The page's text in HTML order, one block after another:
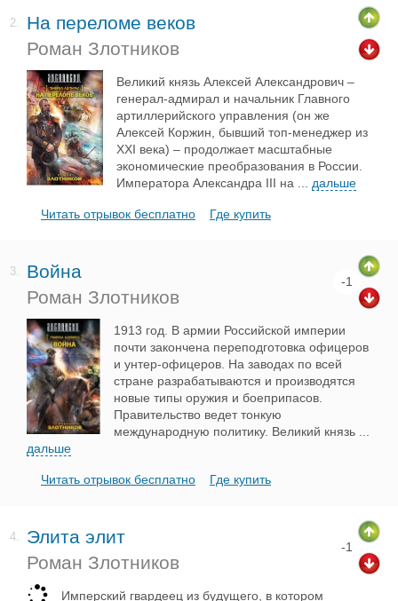
2.
На переломе веков
Роман Злотников
Великий князь Алексей Александрович –
генерал-адмирал и начальник Главного
артиллерийского управления (он же
Алексей Коржин, бывший топ-менеджер из
XXI века) – продолжает масштабные
экономические преобразования в России.
Императора Александра III на
дальше
Читать отрывок бесплатно Где купить
3.
Война
Роман Злотников
-1
1913 год. В армии Российской империи
почти закончена переподготовка офицеров
и унтер-офицеров. На заводах по всей
стране разрабатываются и производятся
новые типы оружия и боеприпасов.
Правительство ведет тонкую
международную политику. Великий князь
дальше
Читать отрывок бесплатно Где купить
4.
Элита элит
Роман Злотников
-1
Имперский гвардеец из будущего, в котором